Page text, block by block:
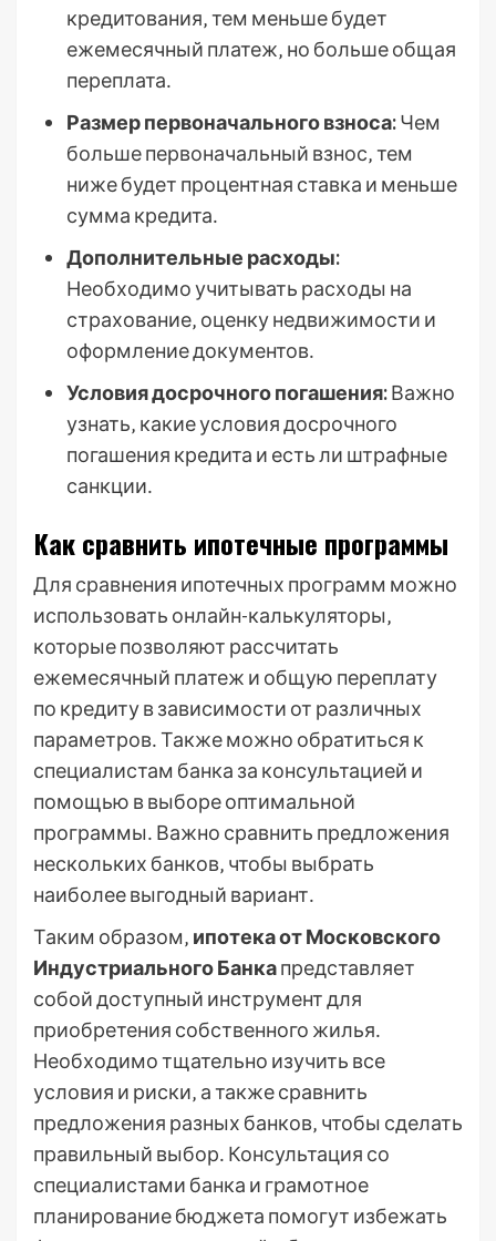
кредитования‚ тем меньше будет
ежемесячный платеж‚ но больше общая
переплата․
Размер первоначального взноса:Чем
больше первоначальный взнос‚ тем
ниже будет процентная ставка и меньше
сумма кредита․
Дополнительные расходы:
Необходимо учитывать расходы на
страхование‚ оценку недвижимости и
оформление документов․
Условия досрочного погашения:Важно
узнать‚ какие условия досрочного
погашения кредита и есть ли штрафные
санкции․
Как сравнить ипотечные программы
Для сравнения ипотечных программ можно
использовать онлайн-калькуляторы‚
которые позволяют рассчитать
ежемесячный платеж и общую переплату
по кредиту в зависимости от различных
параметров․ Также можно обратиться к
специалистам банка за консультацией и
помощью в выборе оптимальной
программы․ Важно сравнить предложения
нескольких банков‚ чтобы выбрать
наиболее выгодный вариант․
Таким образом‚ ипотека от Московского
Индустриального Банкапредставляет
собой доступный инструмент для
приобретения собственного жилья․
Необходимо тщательно изучить все
условия и риски‚ а также сравнить
предложения разных банков‚ чтобы сделать
правильный выбор․ Консультация со
специалистами банка и грамотное
планирование бюджета помогут избежать